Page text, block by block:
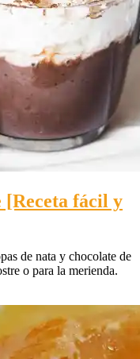
[Receta fácil y
de nata y chocolate de
o para la merienda.